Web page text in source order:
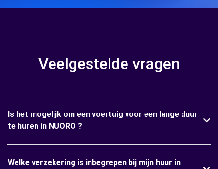
Veelgestelde vragen
Is het mogelijk om een voertuig voor een lange duur
te huren in NUORO ?
Welke verzekering is inbegrepen bij mijn huur in